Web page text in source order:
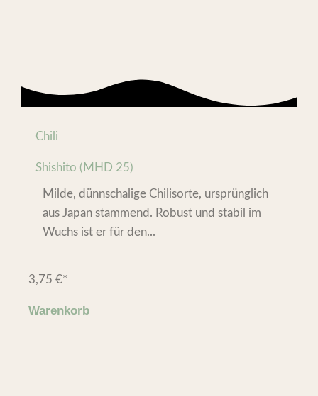
Chili
Shishito (MHD 25)
Milde, dünnschalige Chilisorte, ursprünglich
aus Japan stammend. Robust und stabil im
Wuchs ist er für den...
3,75 €*
Warenkorb